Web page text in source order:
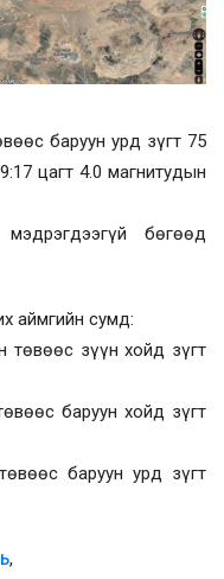
баруун урд зүгт 75
цагт 4.0 магнитудын
бөгөөд
аймгийн сумд:
төвөөс зүүн хойд зүгт
баруун хойд зүгт
баруун урд зүгт
,